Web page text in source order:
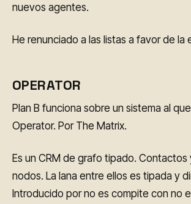
nuevos agentes.
He renunciado a las listas a favor de la
OPERATOR
Plan B funciona sobre un sistema al
Operator. Por The Matrix.
Es un CRM de grafo tipado. Contactos
nodos. La lana entre ellos es tipada y
Introducido por no es compite con no